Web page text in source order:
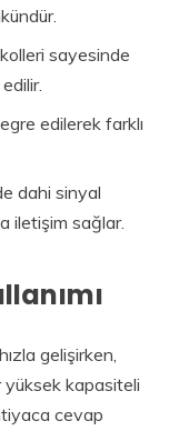
sayesinde
edilerek farklı
dahi sinyal
iletişim sağlar.
gelişirken,
yüksek kapasiteli
cevap